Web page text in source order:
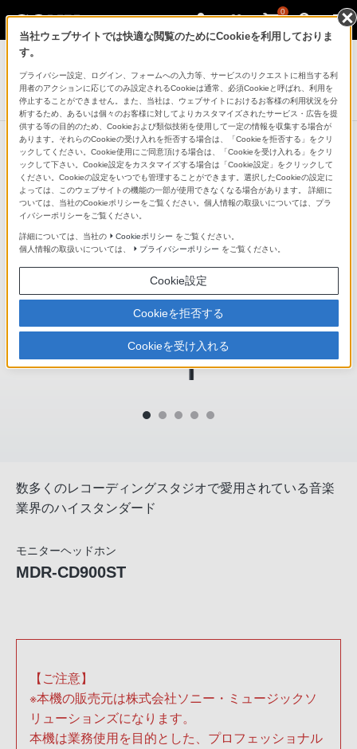
0
ヘッドホン
モニターヘッドホン
MDR-CD900ST
数多くのレコーディングスタジオで愛用されている音楽
業界のハイスタンダード
モニターヘッドホン
MDR-CD900ST
【ご注意】
※本機の販売元は株式会社ソニー・ミュージックソ
リューションズになります。
本機は業務使用を目的とした、プロフェッショナル
当社ウェブサイトでは快適な閲覧のためにCookieを利用しておりま
す。
プライバシー設定、ログイン、フォームへの入力等、サービスのリクエストに相当する利
用者のアクションに応じてのみ設定されるCookieは通常、必須Cookieと呼ばれ、利用を
停止することができません。また、当社は、ウェブサイトにおけるお客様の利用状況を分
析するため、あるいは個々のお客様に対してよりカスタマイズされたサービス・広告を提
供する等の目的のため、Cookieおよび類似技術を使用して一定の情報を収集する場合が
あります。それらのCookieの受け入れを拒否する場合は、「Cookieを拒否する」をクリ
ックしてください。Cookie使用にご同意頂ける場合は、「Cookieを受け入れる」をクリ
ックして下さい。Cookie設定をカスタマイズする場合は「Cookie設定」をクリックして
ください。Cookieの設定をいつでも管理することができます。選択したCookieの設定に
よっては、このウェブサイトの機能の一部が使用できなくなる場合があります。 詳細に
ついては、当社のCookieポリシーをご覧ください。個人情報の取扱いについては、プラ
イバシーポリシーをご覧ください。
詳細については、当社の Cookieポリシー をご覧ください。
個人情報の取扱いについては、
プライバシーポリシー をご覧ください。
Cookie設定
Cookieを拒否する
Cookieを受け入れる